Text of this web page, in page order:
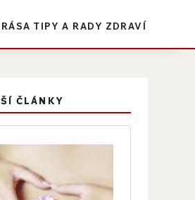
TIPY A RADY ZDRAVÍ
ČLÁNKY